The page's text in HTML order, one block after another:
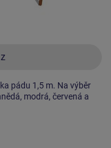
pádu 1,5 m. Na výběr
modrá, červená a